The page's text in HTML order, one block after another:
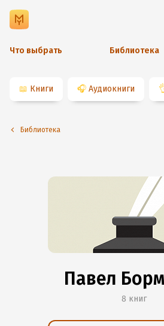
Что выбрать Библиотека
📖 Книги 🎧 Аудиокниги
Библиотека
Павел
8 книг